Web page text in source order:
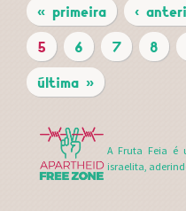
P
Á
G
« primeira ‹
5
6 7 8
última »
A Fruta Feia é
israelita,